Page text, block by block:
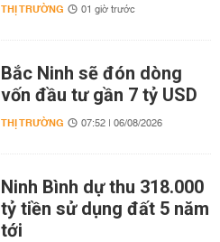
THỊ TRƯỜNG 01 giờ trước
Bắc Ninh sẽ đón dòng
vốn đầu tư gần 7 tỷ USD
THỊ TRƯỜNG 07:52 | 06/08/2026
Ninh Bình dự thu 318.000
tỷ tiền sử dụng đất 5 năm
tới